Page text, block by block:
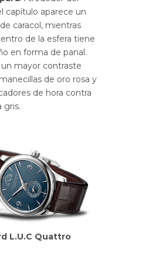
capítulo aparece un
caracol, mientras
de la esfera tiene
en forma de panal.
un mayor contraste
de oro rosa y
de hora contra
gris.
L.U.C Quattro